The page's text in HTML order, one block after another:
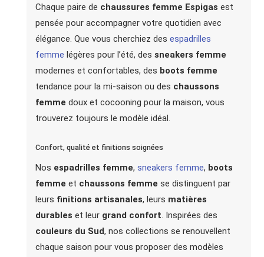
Chaque paire de chaussures femme Espigas est
pensée pour accompagner votre quotidien avec
élégance. Que vous cherchiez des espadrilles
femme légères pour l’été, des sneakers femme
modernes et confortables, des boots femme
tendance pour la mi-saison ou des chaussons
femme doux et cocooning pour la maison, vous
trouverez toujours le modèle idéal.
Confort, qualité et finitions soignées
Nos espadrilles femme, sneakers femme, boots
femme et chaussons femme se distinguent par
leurs finitions artisanales, leurs matières
durables et leur grand confort. Inspirées des
couleurs du Sud, nos collections se renouvellent
chaque saison pour vous proposer des modèles